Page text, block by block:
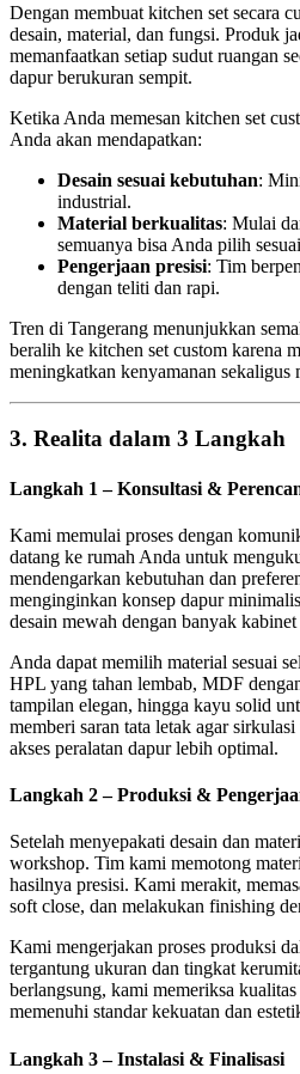
Dengan membuat kitchen set secara
desain, material, dan fungsi. Produk
memanfaatkan setiap sudut ruangan
dapur berukuran sempit.
Ketika Anda memesan kitchen set
Anda akan mendapatkan:
Desain sesuai kebutuhan:
industrial.
Material berkualitas: Mulai
semuanya bisa Anda pilih
Pengerjaan presisi: Tim
dengan teliti dan rapi.
Tren di Tangerang menunjukkan
beralih ke kitchen set custom karena
meningkatkan kenyamanan sekaligus
3. Realita dalam 3 Langkah
Langkah 1 – Konsultasi &
Kami memulai proses dengan
datang ke rumah Anda untuk
mendengarkan kebutuhan dan
menginginkan konsep dapur
desain mewah dengan banyak
Anda dapat memilih material sesuai
HPL yang tahan lembab, MDF
tampilan elegan, hingga kayu solid
memberi saran tata letak agar
akses peralatan dapur lebih optimal.
Langkah 2 – Produksi &
Setelah menyepakati desain dan
workshop. Tim kami memotong
hasilnya presisi. Kami merakit,
soft close, dan melakukan finishing
Kami mengerjakan proses produksi
tergantung ukuran dan tingkat
berlangsung, kami memeriksa
memenuhi standar kekuatan dan
Langkah 3 – Instalasi & Finalisasi